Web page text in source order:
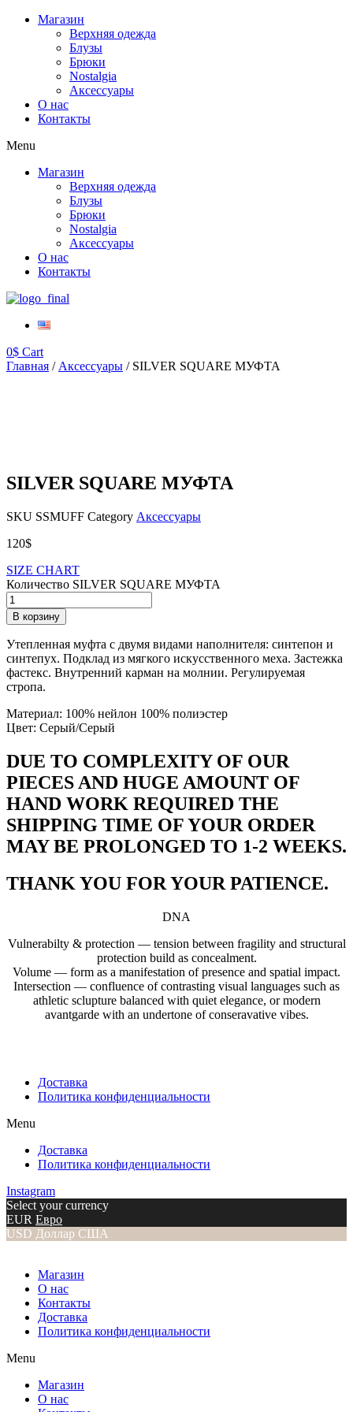
Магазин
Верхняя одежда
Блузы
Брюки
Nostalgia
Аксессуары
О нас
Контакты
Menu
Магазин
Верхняя одежда
Блузы
Брюки
Nostalgia
Аксессуары
О нас
Контакты
0$ Cart
Главная / Аксессуары / SILVER SQUARE МУФТА
SILVER SQUARE МУФТА
SKU SSMUFF Category Аксессуары
120$
SIZE CHART
Количество SILVER SQUARE МУФТА
В корзину
Утепленная муфта с двумя видами наполнителя: синтепон и
синтепух. Подклад из мягкого искусственного меха. Застежка
фастекс. Внутренний карман на молнии. Регулируемая
стропа.
Материал: 100% нейлон 100% полиэстер
Цвет: Серый/Серый
DUE TO COMPLEXITY OF OUR
PIECES AND HUGE AMOUNT OF
HAND WORK REQUIRED THE
SHIPPING TIME OF YOUR ORDER
MAY BE PROLONGED TO 1-2 WEEKS.
THANK YOU FOR YOUR PATIENCE.
DNA
Vulnerabilty & protection — tension between fragility and structural
protection build as concealment.
Volume — form as a manifestation of presence and spatial impact.
Intersection — confluence of contrasting visual languages such as
athletic sclupture balanced with quiet elegance, or modern
avantgarde with an undertone of conseravative vibes.
Доставка
Политика конфиденциальности
Menu
Доставка
Политика конфиденциальности
Instagram
Select your currency
EUR Евро
USD Доллар США
Магазин
О нас
Контакты
Доставка
Политика конфиденциальности
Menu
Магазин
О нас